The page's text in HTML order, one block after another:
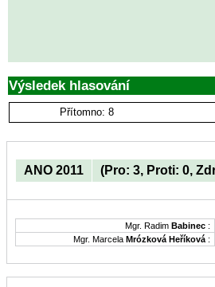
Výsledek hlasování
Přítomno: 8
ANO 2011 (Pro: 3, Proti: 0,
Mgr. Radim Babinec :
Mgr. Marcela Mrózková Heříková :